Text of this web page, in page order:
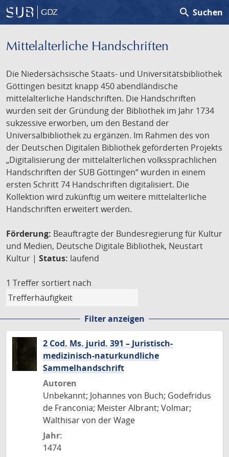
GDZ search Suchen
Mittelalterliche Handschriften
Die Niedersächsische Staats- und Universitätsbibliothek
Göttingen besitzt knapp 450 abendländische
mittelalterliche Handschriften. Die Handschriften
wurden seit der Gründung der Bibliothek im Jahr 1734
sukzessive erworben, um den Bestand der
Universalbibliothek zu ergänzen. Im Rahmen des von
der Deutschen Digitalen Bibliothek geförderten Projekts
„Digitalisierung der mittelalterlichen volkssprachlichen
Handschriften der SUB Göttingen“ wurden in einem
ersten Schritt 74 Handschriften digitalisiert. Die
Kollektion wird zukünftig um weitere mittelalterliche
Handschriften erweitert werden.
Förderung: Beauftragte der Bundesregierung für Kultur
und Medien, Deutsche Digitale Bibliothek, Neustart
Kultur | Status: laufend
1 Treffer sortiert nach
Filter anzeigen
2 Cod. Ms. jurid. 391 – Juristisch-
medizinisch-naturkundliche
Sammelhandschrift
Autoren
Unbekannt; Johannes von Buch; Godefridus
de Franconia; Meister Albrant; Volmar;
Walthisar von der Wage
Jahr:
1474